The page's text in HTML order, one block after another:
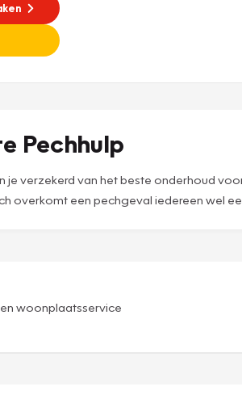
Pechhulp
je verzekerd van het beste onderhoud
overkomt een pechgeval iedereen wel
woonplaatsservice